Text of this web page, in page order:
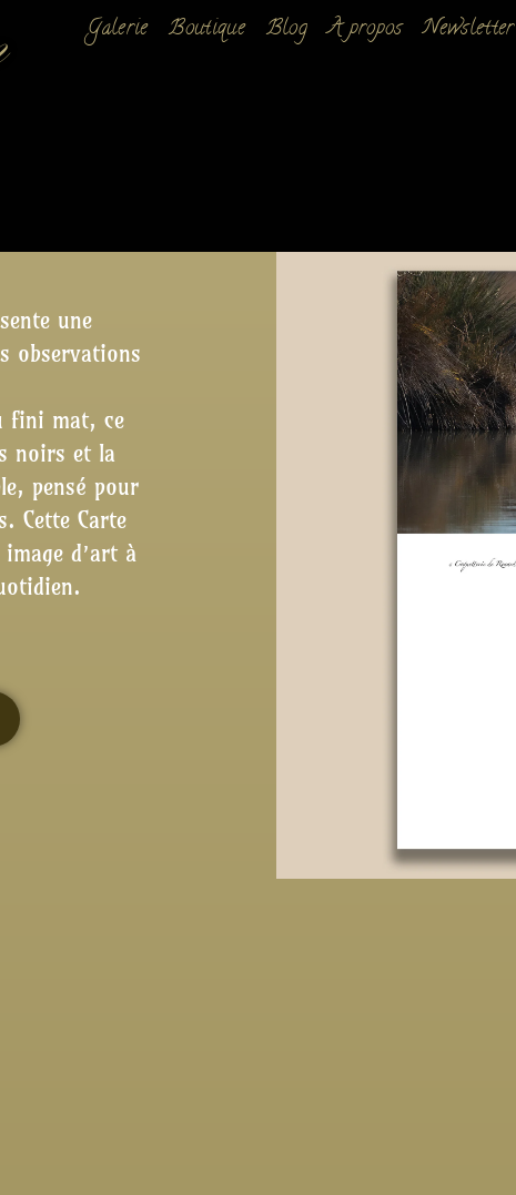
Galerie Boutique Blog A propos Newsletter
une
observations
fini mat, ce
noirs et la
pensé pour
Cette Carte
image d’art à